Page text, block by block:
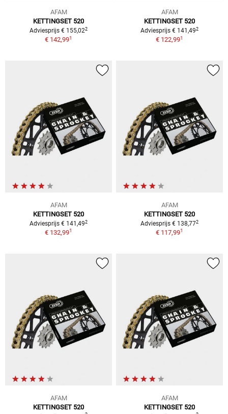
AFAM
KETTINGSET 520
Adviesprijs € 155,022
€ 142,991
AFAM
KETTINGSET 520
Adviesprijs € 141,492
€ 122,991
AFAM
KETTINGSET 520
Adviesprijs € 141,492
€ 132,991
AFAM
KETTINGSET 520
Adviesprijs € 138,772
€ 117,991
AFAM
KETTINGSET 520
AFAM
KETTINGSET 520